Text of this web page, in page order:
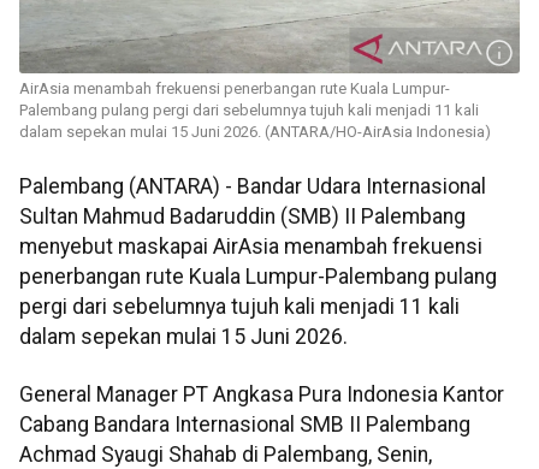
AirAsia menambah frekuensi penerbangan rute Kuala Lumpur-
Palembang pulang pergi dari sebelumnya tujuh kali menjadi 11 kali
dalam sepekan mulai 15 Juni 2026. (ANTARA/HO-AirAsia Indonesia)
Palembang (ANTARA) - Bandar Udara Internasional
Sultan Mahmud Badaruddin (SMB) II Palembang
menyebut maskapai AirAsia menambah frekuensi
penerbangan rute Kuala Lumpur-Palembang pulang
pergi dari sebelumnya tujuh kali menjadi 11 kali
dalam sepekan mulai 15 Juni 2026.
General Manager PT Angkasa Pura Indonesia Kantor
Cabang Bandara Internasional SMB II Palembang
Achmad Syaugi Shahab di Palembang, Senin,